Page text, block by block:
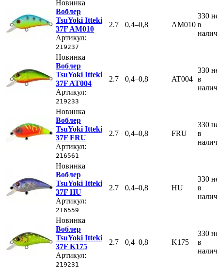
Новинка
Воблер
TsuYoki Itteki
37F AM010
Артикул:
219237
2.7 0,4–0,8 AM010
330
в
Новинка
Воблер
TsuYoki Itteki
37F AT004
Артикул:
219233
2.7 0,4–0,8 AT004
330
в
Новинка
Воблер
TsuYoki Itteki
37F FRU
Артикул:
216561
2.7 0,4–0,8 FRU
330
в
Новинка
Воблер
TsuYoki Itteki
37F HU
Артикул:
216559
2.7 0,4–0,8 HU
330
в
Новинка
Воблер
TsuYoki Itteki
37F K175
Артикул:
219231
2.7 0,4–0,8 K175
330
в